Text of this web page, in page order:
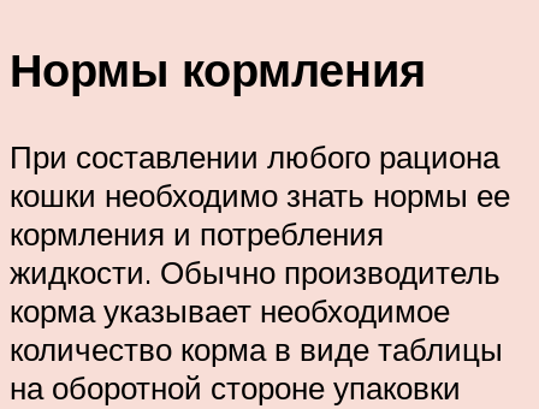
Нормы кормления
При составлении любого рациона
кошки необходимо знать нормы ее
кормления и потребления
жидкости. Обычно производитель
корма указывает необходимое
количество корма в виде таблицы
на оборотной стороне упаковки